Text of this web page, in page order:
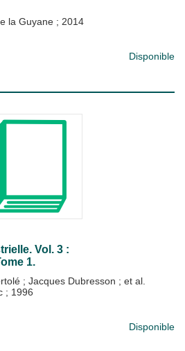
la Guyane ; 2014
Disponible
Vol. 3 :
1.
; Jacques Dubresson ; et al.
; 1996
Disponible